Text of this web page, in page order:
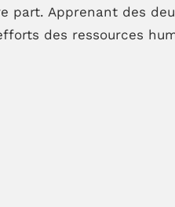
part. Apprenant des
des ressources